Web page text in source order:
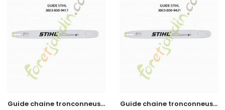
G
uide chaine tronconneuse 45 CM Stihl 3003-000-9417 en stock G
uide chaine tronconneuse 50 CM Stihl 3003-001-9421